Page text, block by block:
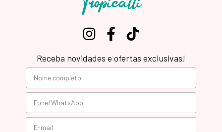
Receba novidades e ofertas exclusivas!